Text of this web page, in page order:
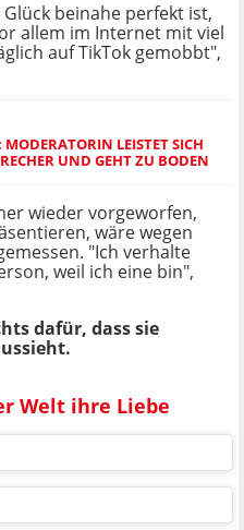
beinahe perfekt ist,
allem im Internet mit viel
auf TikTok gemobbt",
LEISTET SICH
UND GEHT ZU BODEN
wieder vorgeworfen,
wäre wegen
"Ich verhalte
weil ich eine bin",
dafür, dass sie
Welt ihre Liebe